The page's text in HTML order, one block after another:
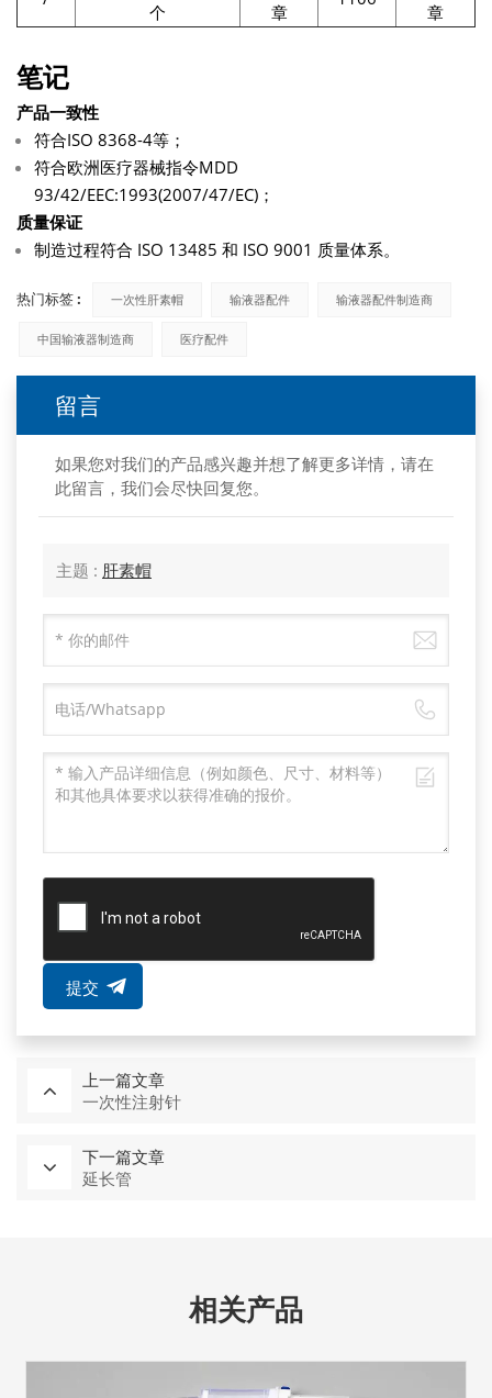
个 章 章
笔记
产品一致性
符合ISO 8368-4等；
符合欧洲医疗器械指令MDD
93/42/EEC:1993(2007/47/EC)；
质量保证
制造过程符合 ISO 13485 和 ISO 9001 质量体系。
热门标签 : 一次性肝素帽 输液器配件 输液器配件制造商
中国输液器制造商 医疗配件
留言
如果您对我们的产品感兴趣并想了解更多详情，请在
此留言，我们会尽快回复您。
主题 : 肝素帽
提交
上一篇文章
一次性注射针
下一篇文章
延长管
相关产品